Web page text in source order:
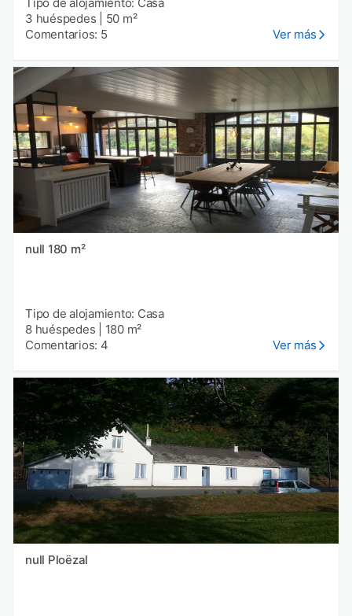
3 huéspedes
50 m²
Comentarios: 5
Ver más
null 180 m²
Tipo de alojamiento: Casa
8 huéspedes
180 m²
Comentarios: 4
Ver más
null Ploëzal